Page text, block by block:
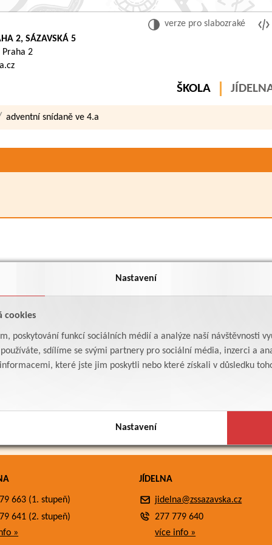
Nastavení
cookies
poskytování funkcí sociálních médií a analýze naší návštěvnosti
sdílíme se svými partnery pro sociální média, inzerci a
které jste jim poskytli nebo které získali v důsledku
Nastavení
verze pro slabozraké
2, SÁZAVSKÁ 5
Praha 2
ŠKOLA
adventní snídaně ve 4.a
663 (1. stupeň)
641 (2. stupeň)
»
JÍDELNA
jidelna@zssazavska.cz
277 779 640
více info »